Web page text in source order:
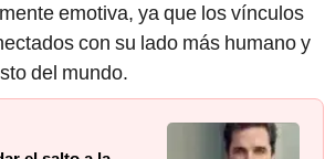
emotiva, ya que los vínculos
con su lado más humano y
del mundo.